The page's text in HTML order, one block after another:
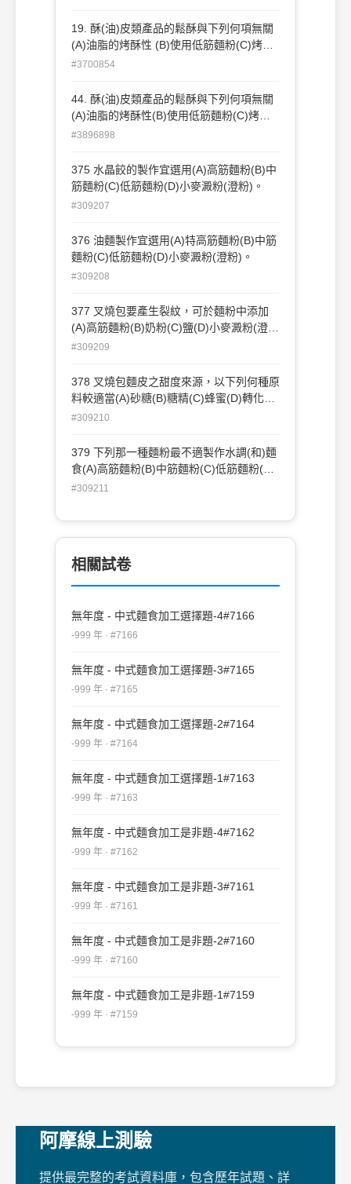
19. 酥(油)皮類產品的鬆酥與下列何項無關
(A)油脂的烤酥性 (B)使用低筋麵粉(C)烤焙
或油炸之作用 (D)奶粉種類 。
#3700854
44. 酥(油)皮類產品的鬆酥與下列何項無關
(A)油脂的烤酥性(B)使用低筋麵粉(C)烤焙
或油炸之作 用(D)奶粉種類。
#3896898
375 水晶餃的製作宜選用(A)高筋麵粉(B)中
筋麵粉(C)低筋麵粉(D)小麥澱粉(澄粉)。
#309207
376 油麵製作宜選用(A)特高筋麵粉(B)中筋
麵粉(C)低筋麵粉(D)小麥澱粉(澄粉)。
#309208
377 叉燒包要產生裂紋，可於麵粉中添加
(A)高筋麵粉(B)奶粉(C)鹽(D)小麥澱粉(澄
粉)。 11
#309209
378 叉燒包麵皮之甜度來源，以下列何種原
料較適當(A)砂糖(B)糖精(C)蜂蜜(D)轉化糖
漿。
#309210
379 下列那一種麵粉最不適製作水調(和)麵
食(A)高筋麵粉(B)中筋麵粉(C)低筋麵粉(D)
全麥麵粉。
#309211
相關試卷
無年度 - 中式麵食加工選擇題-4#7166
-999 年 · #7166
無年度 - 中式麵食加工選擇題-3#7165
-999 年 · #7165
無年度 - 中式麵食加工選擇題-2#7164
-999 年 · #7164
無年度 - 中式麵食加工選擇題-1#7163
-999 年 · #7163
無年度 - 中式麵食加工是非題-4#7162
-999 年 · #7162
無年度 - 中式麵食加工是非題-3#7161
-999 年 · #7161
無年度 - 中式麵食加工是非題-2#7160
-999 年 · #7160
無年度 - 中式麵食加工是非題-1#7159
-999 年 · #7159
阿摩線上測驗
提供最完整的考試資料庫，包含歷年試題、詳